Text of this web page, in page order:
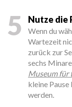
5 Nutze die
Wenn du
Wartezeit
zurück zur
sechs
Museum für
kleine
werden.